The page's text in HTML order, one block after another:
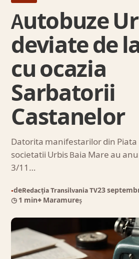
Autobuze
deviate de
cu ocazia
Sarbatorii
Castanelor
Datorita manifestarilor din
societatii Urbis Baia Mare au
3/11…
●deRedacția Transilvania TV23
◷ 1 min⌖ Maramureș